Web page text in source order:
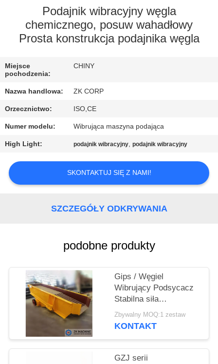
NAS
PO
FABRYCE
KONTROLA
JAKOŚCI
SKONTAKTUJ
SIĘ
AKTUALNOŚCI
POPROSIĆ
WYCENĘ
SITEMAP
Podajnik wibracyjny węgla
chemicznego, posuw wahadłowy
Prosta konstrukcja podajnika węgla
Miejsce
pochodzenia:
CHINY
Nazwa handlowa: ZK CORP
Orzecznictwo: ISO,CE
Numer modelu: Wibrująca maszyna podająca
High Light: podajnik wibracyjny,podajnik wibracyjny
SKONTAKTUJ SIĘ Z NAMI!
SZCZEGÓŁY ODKRYWANIA
podobne produkty
Gips / Węgiel
Wibrujący Podsycacz
Stabilna siła
wibracyjna, Wibrujący
podsycacz
Zbywalny MOQ:1 zestaw
KONTAKT
GZJ serii